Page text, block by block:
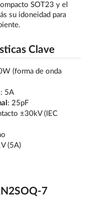
SOT23 y el
su idoneidad para
Clave
(forma de onda
: 5A
: 25pF
±30kV (IEC
(5A)
7